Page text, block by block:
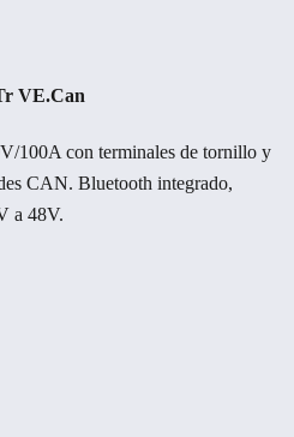
VE.Can
100A con terminales de tornillo y
CAN. Bluetooth integrado,
a 48V.